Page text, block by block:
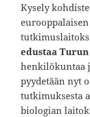
Kysely
edustaa
henkilökuntaa
pyydetään nyt
tutkimuksesta
biologian